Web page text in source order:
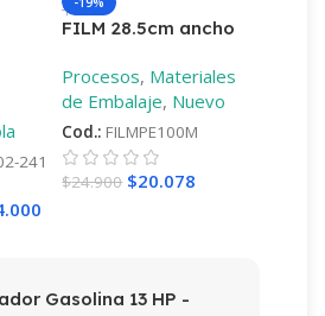
241
FILM 28.5cm ancho
largos–100mt
Procesos, Materiales
de Embalaje, Nuevo
Cod.: FILMPE100M
$24.900 $20.078
Gasolina 13 HP -